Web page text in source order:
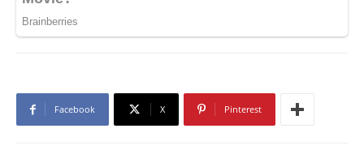
Facebook X Pinterest